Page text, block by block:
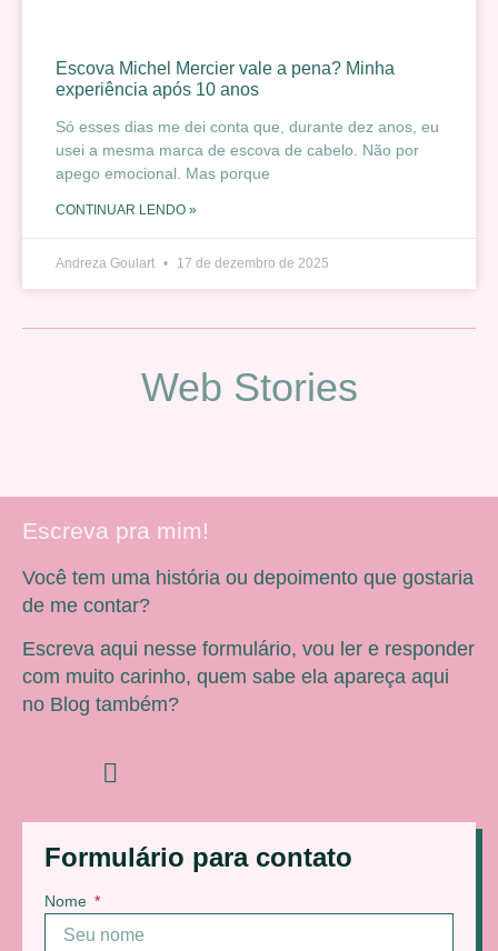
Escova Michel Mercier vale a pena? Minha
experiência após 10 anos
Só esses dias me dei conta que, durante dez anos, eu
usei a mesma marca de escova de cabelo. Não por
apego emocional. Mas porque
CONTINUAR LENDO »
Andreza Goulart 17 de dezembro de 2025
Web Stories
Formulário para contato
Nome
Escreva pra mim!
Você tem uma história ou depoimento que gostaria
de me contar?
Escreva aqui nesse formulário, vou ler e responder
com muito carinho, quem sabe ela apareça aqui
no Blog também?